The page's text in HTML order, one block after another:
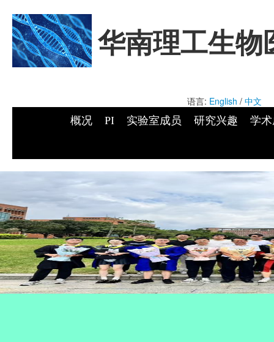
华南理工生
语言: English / 中文
概况
PI 实验室成员 研究兴趣 学